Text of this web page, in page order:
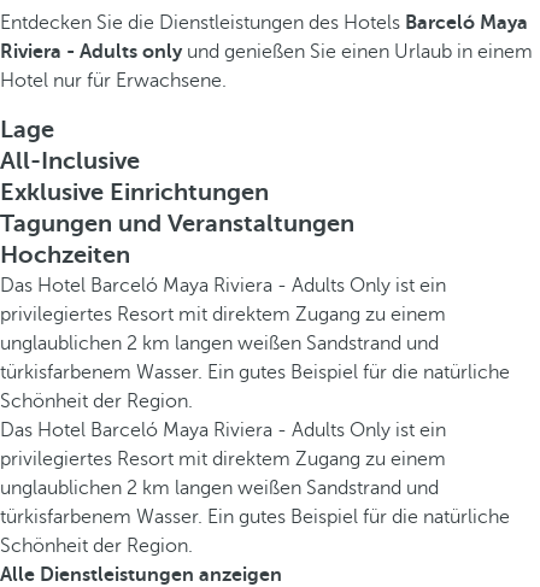
Entdecken Sie die Dienstleistungen des Hotels Barceló Maya
Riviera - Adults onlyund genießen Sie einen Urlaub in einem
Hotel nur für Erwachsene.
Lage
All-Inclusive
Exklusive Einrichtungen
Tagungen und Veranstaltungen
Hochzeiten
Das Hotel Barceló Maya Riviera - Adults Only ist ein
privilegiertes Resort mit direktem Zugang zu einem
unglaublichen 2 km langen weißen Sandstrand und
türkisfarbenem Wasser. Ein gutes Beispiel für die natürliche
Schönheit der Region.
Das Hotel Barceló Maya Riviera - Adults Only ist ein
privilegiertes Resort mit direktem Zugang zu einem
unglaublichen 2 km langen weißen Sandstrand und
türkisfarbenem Wasser. Ein gutes Beispiel für die natürliche
Schönheit der Region.
Alle Dienstleistungen anzeigen